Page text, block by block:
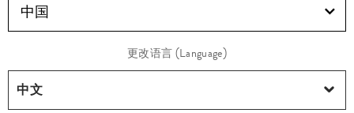
中国
更改语言 (Language)